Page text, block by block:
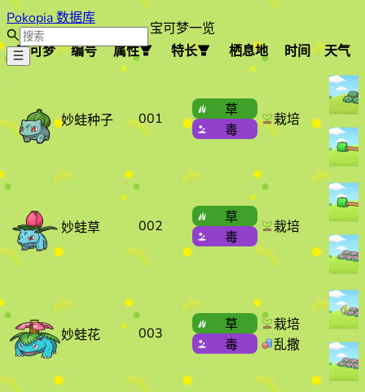
Pokopia 数据库
宝可梦一览
宝可梦
编号 属性 特长 栖息地 时间
天气
栖息
妙蛙种子 001
草
毒
栽培
妙蛙草 002
草
毒
栽培
妙蛙花 003
草
毒
栽培
乱撒